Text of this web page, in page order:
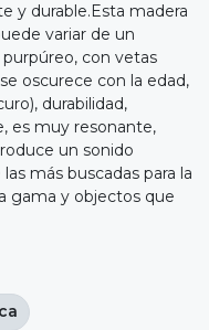
y durable.Esta madera
variar de un
con vetas
oscurece con la edad,
durabilidad,
es muy resonante,
un sonido
más buscadas para la
gama y objectos que